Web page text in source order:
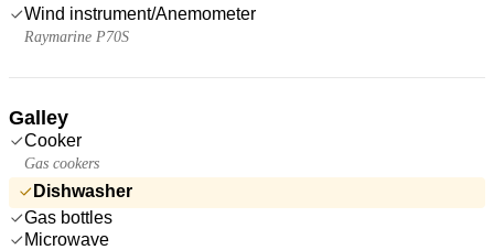
Wind instrument/Anemometer
Raymarine P70S
Galley
Cooker
Gas cookers
Dishwasher
Gas bottles
Microwave